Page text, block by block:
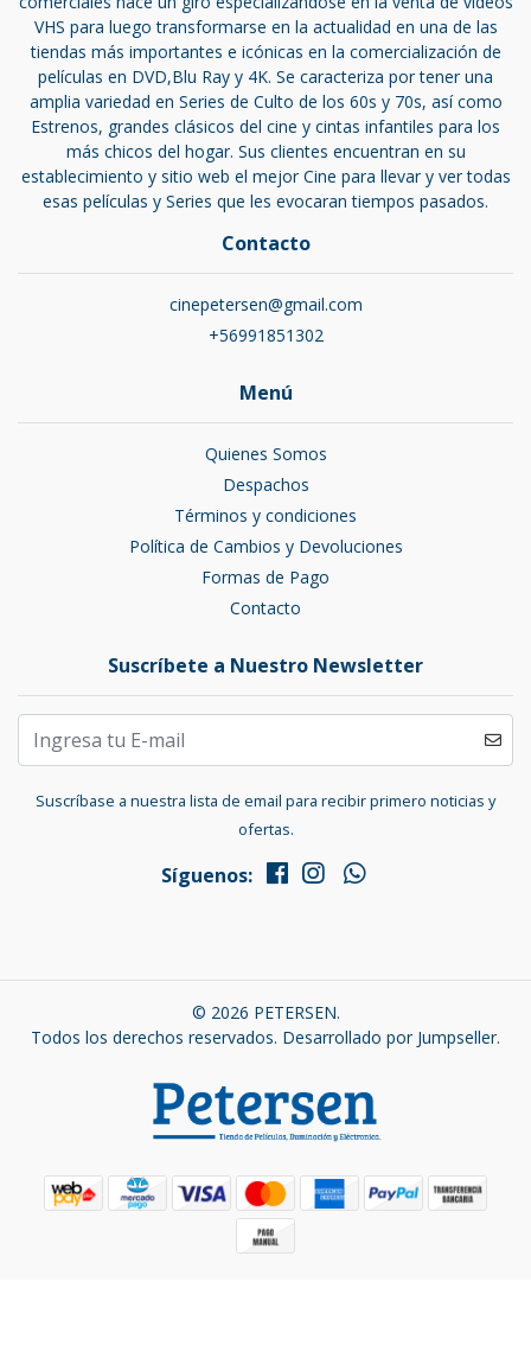
VHS para luego transformarse en la actualidad en una de las
tiendas más importantes e icónicas en la comercialización de
películas en DVD,Blu Ray y 4K. Se caracteriza por tener una
amplia variedad en Series de Culto de los 60s y 70s, así como
Estrenos, grandes clásicos del cine y cintas infantiles para los
más chicos del hogar. Sus clientes encuentran en su
establecimiento y sitio web el mejor Cine para llevar y ver todas
esas películas y Series que les evocaran tiempos pasados.
Contacto
cinepetersen@gmail.com
+56991851302
Menú
Quienes Somos
Despachos
Términos y condiciones
Política de Cambios y Devoluciones
Formas de Pago
Contacto
Suscríbete a Nuestro Newsletter
Suscríbase a nuestra lista de email para recibir primero noticias y
ofertas.
Síguenos:
© 2026 PETERSEN.
Todos los derechos reservados. Desarrollado por Jumpseller.